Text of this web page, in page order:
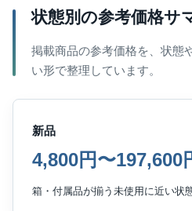
状態別の参考価格サ
掲載商品の参考価格を、状態
い形で整理しています。
新品
4,800円〜197,600
箱・付属品が揃う未使用に近い状